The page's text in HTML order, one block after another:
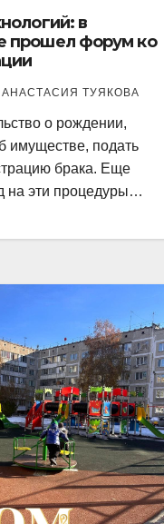
в
прошел форум ко
АНАСТАСИЯ ТУЯКОВА
о рождении,
имуществе, подать
брака. Еще
на эти процедуры…